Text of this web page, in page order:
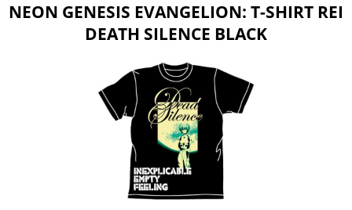
NEON GENESIS EVANGELION: T-SHIRT REI
DEATH SILENCE BLACK